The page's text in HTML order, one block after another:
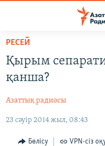
Skip
main
content
to
Navigation
САЯСАТ
ҚАҢТАР ОҚИҒАСЫ
АДАМ ҚҰҚЫҚТАРЫ
ӘЛЕУМЕТ
РЕСЕЙ
Қырым
қанша?
Азаттық радиосы
23 сәуір 2014 жыл, 08:43
Бөлісу VPN-сіз